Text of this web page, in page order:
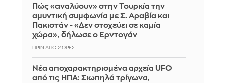
Πώς «αναλύουν» στην Τουρκία την
αμυντική συμφωνία με Σ. Αραβία και
Πακιστάν - «Δεν στοχεύει σε καμία
χώρα», δήλωσε ο Ερντογάν
ΠΡΙΝ ΑΠΌ 2 ΏΡΕΣ
Νέα αποχαρακτηρισμένα αρχεία UFO
από τις ΗΠΑ: Σιωπηλά τρίγωνα,